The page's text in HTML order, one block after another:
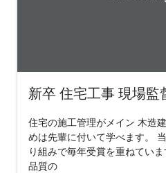
新卒 住宅工事 現場監
住宅の施工管理がメイン 木造
めは先輩に付いて学べます。
り組みで毎年受賞を重ねてい
品質の